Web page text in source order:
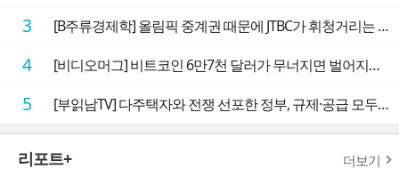
3 [B주류경제학] 올림픽 중계권 때문에 JTBC가 휘청거리는 이유
4 [비디오머그] 비트코인 6만7천 달러가 무너지면 벌어지는 일
5 [부읽남TV] 다주택자와 전쟁 선포한 정부, 규제·공급 모두 실효성 의문
리포트+ 더보기